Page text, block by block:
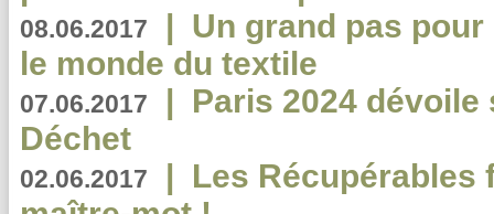
08.06.2017 | Un grand pas
le monde du textile
07.06.2017 | Paris 2024
Déchet
02.06.2017 | Les Récupérables